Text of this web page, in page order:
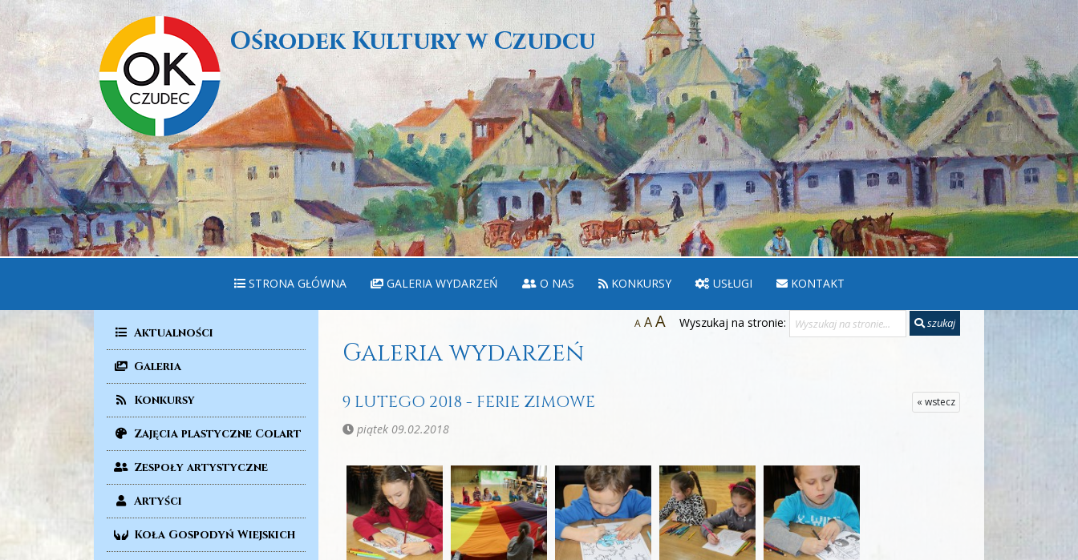
Ośrodek Kultury w Czudcu
STRONA GŁÓWNA GALERIA WYDARZEŃ O NAS KONKURSY USŁUGI KONTAKT
Aktualności
Galeria
Konkursy
Zajęcia plastyczne Colart
Zespoły artystyczne
Artyści
Koła Gospodyń Wiejskich
A AA Wyszukaj na stronie: szukaj
Galeria wydarzeń
« wstecz
9 LUTEGO 2018 - FERIE ZIMOWE
piątek 09.02.2018